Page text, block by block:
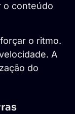
o conteúdo
o ritmo.
A
do